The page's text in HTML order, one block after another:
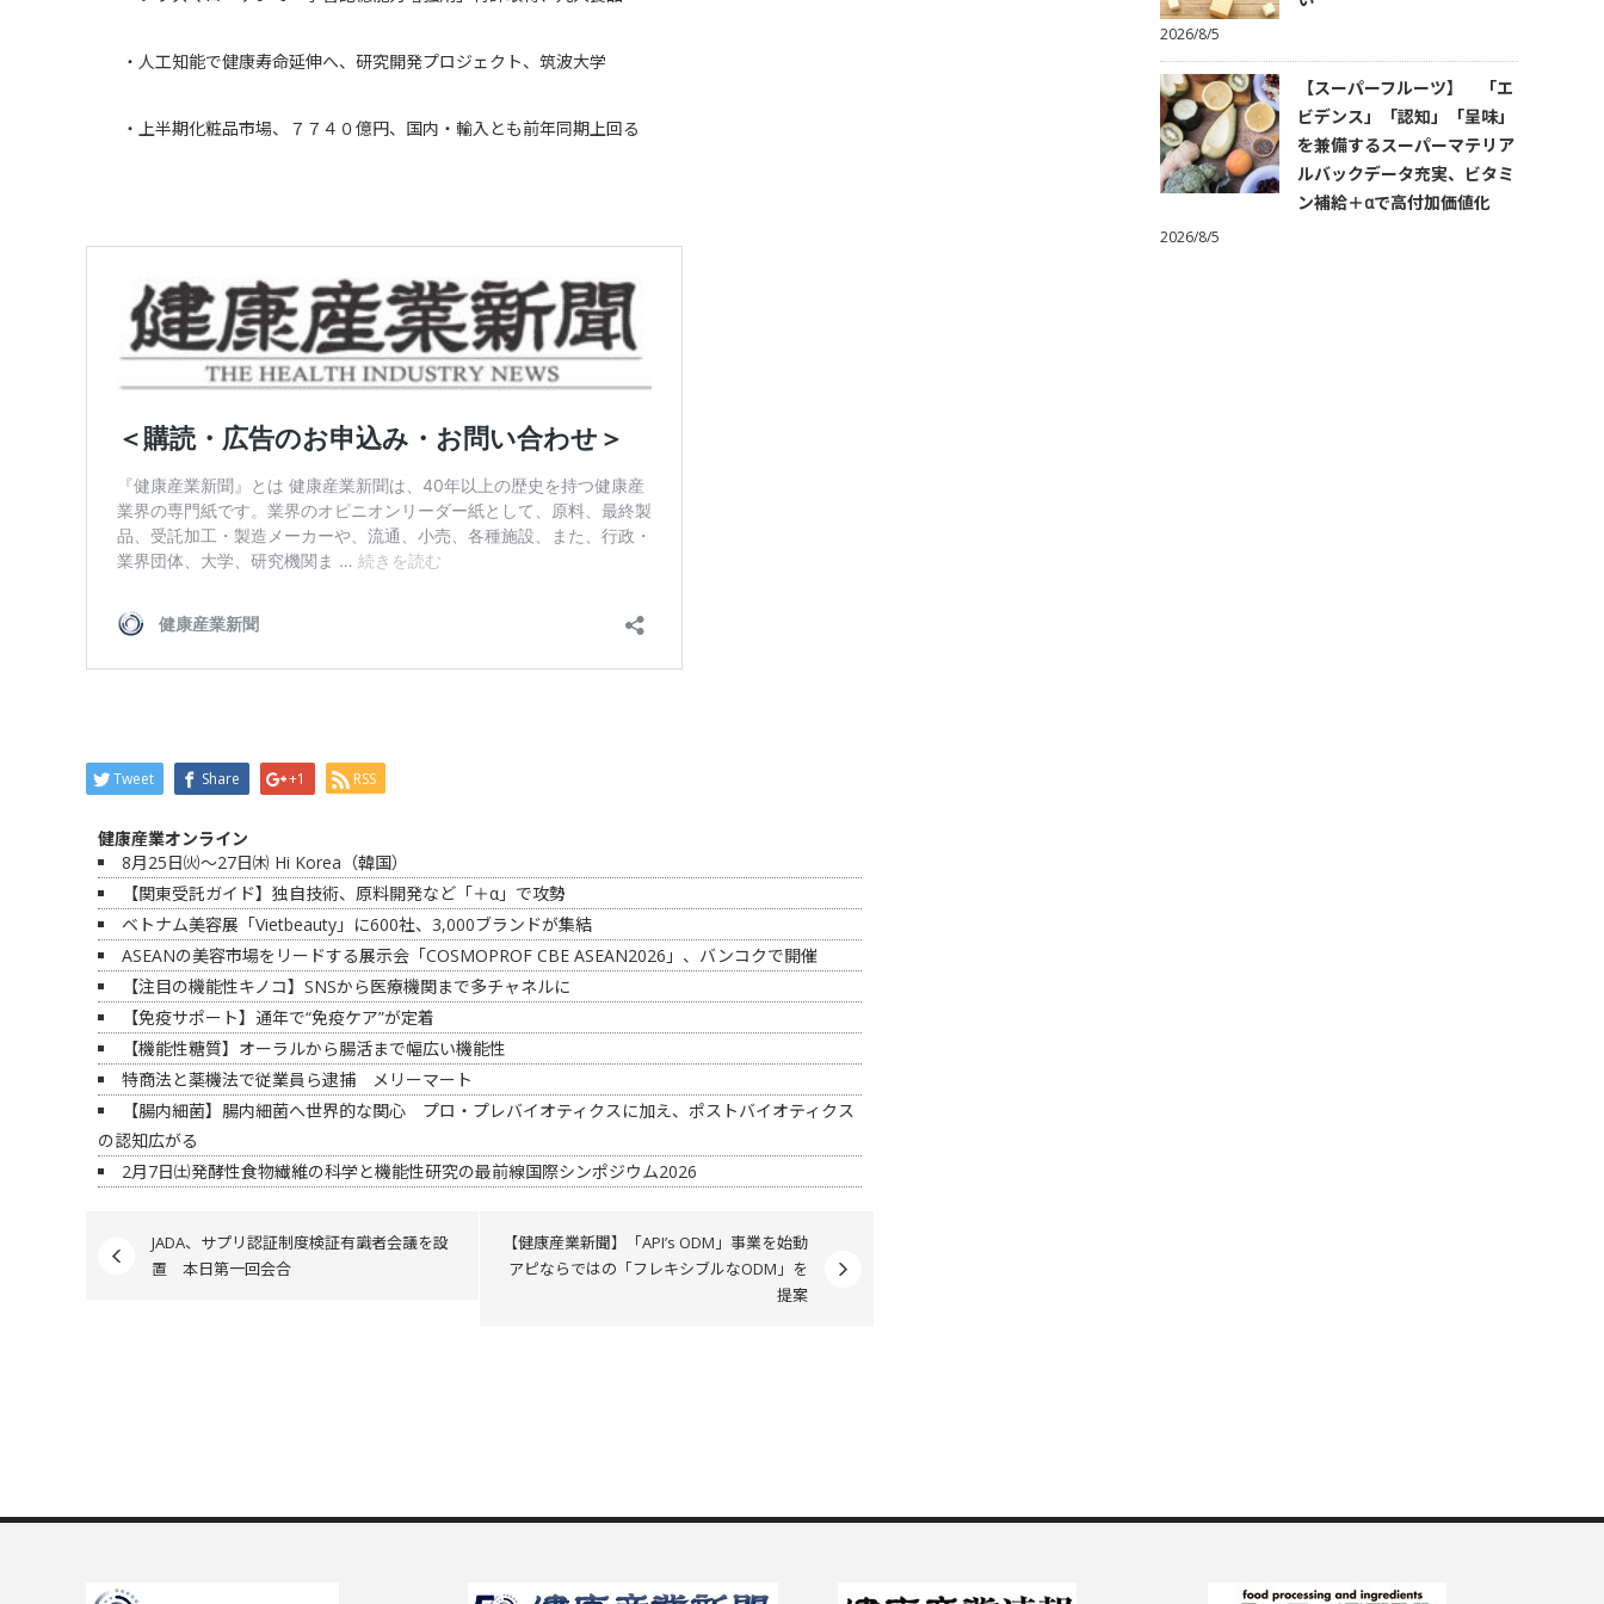
・人工知能で健康寿命延伸へ、研究開発プロジェクト、筑波大学
・上半期化粧品市場、７７４０億円、国内・輸入とも前年同期上回る
Tweet Share +1 RSS
健康産業オンライン
8月25日㈫～27日㈭ Hi Korea（韓国）
【関東受託ガイド】独自技術、原料開発など「＋α」で攻勢
ベトナム美容展「Vietbeauty」に600社、3,000ブランドが集結
ASEANの美容市場をリードする展示会「COSMOPROF CBE ASEAN2026」、バンコクで開催
【注目の機能性キノコ】SNSから医療機関まで多チャネルに
【免疫サポート】通年で“免疫ケア”が定着
【機能性糖質】オーラルから腸活まで幅広い機能性
特商法と薬機法で従業員ら逮捕 メリーマート
【腸内細菌】腸内細菌へ世界的な関心 プロ・プレバイオティクスに加え、ポストバイオティクス
の認知広がる
2月7日㈯発酵性食物繊維の科学と機能性研究の最前線国際シンポジウム2026
JADA、サプリ認証制度検証有識者会議を設
置 本日第一回会合
【健康産業新聞】「API’s ODM」事業を始動
アピならではの「フレキシブルなODM」を
提案
2026/8/5
【スーパーフルーツ】 「エ
ビデンス」「認知」「呈味」
を兼備するスーパーマテリア
ルバックデータ充実、ビタミ
ン補給＋αで高付加価値化
2026/8/5